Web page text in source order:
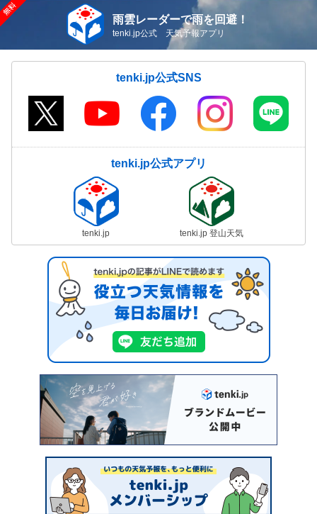
雨雲レーダーで雨を回避！
tenki.jp公式 天気予報アプリ
tenki.jp公式SNS
tenki.jp公式アプリ
tenki.jp tenki.jp 登山天気